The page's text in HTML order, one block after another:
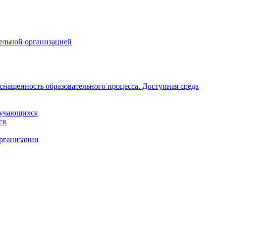
организацией
образовательного процесса. Доступная среда